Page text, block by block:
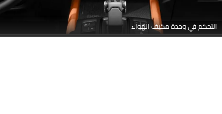
التحكم في وحدة مكيف الهواء